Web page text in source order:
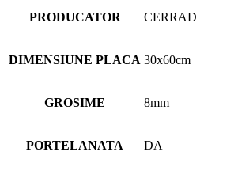
PRODUCATOR CERRAD
DIMENSIUNE PLACA 30x60cm
GROSIME 8mm
PORTELANATA DA